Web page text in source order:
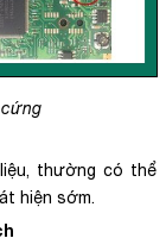
cứng
thường có thể
hiện sớm.